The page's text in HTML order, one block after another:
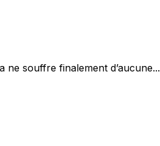
souffre finalement d’aucune...